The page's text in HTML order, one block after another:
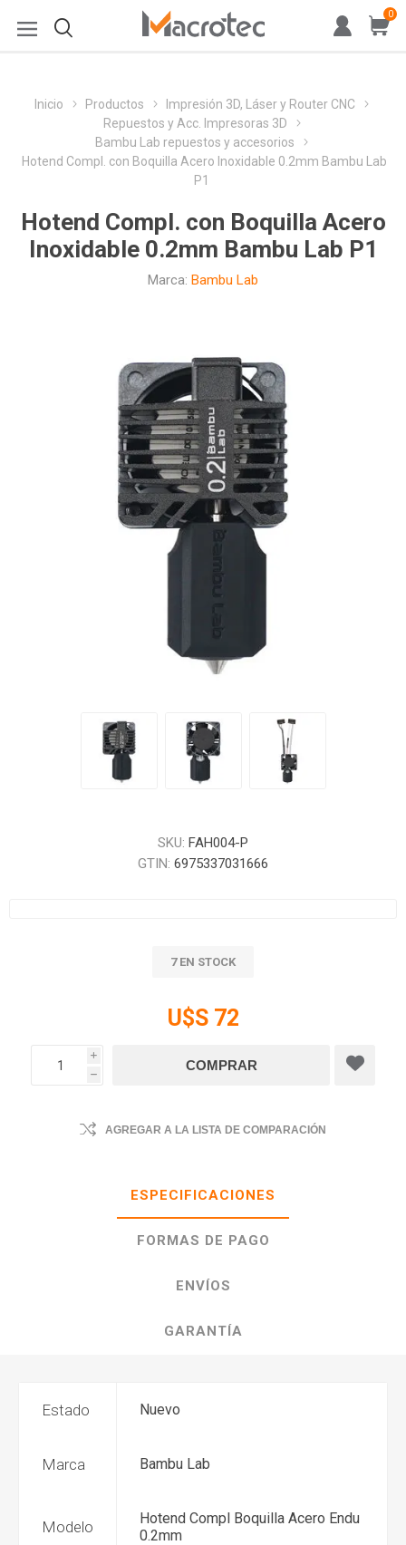
0
Inicio Productos
Impresión 3D, Láser y Router CNC
Repuestos y Acc. Impresoras 3D
Bambu Lab repuestos y accesorios
Hotend Compl. con Boquilla Acero Inoxidable 0.2mm Bambu Lab
P1
Hotend Compl. con Boquilla Acero
Inoxidable 0.2mm Bambu Lab P1
Marca: Bambu Lab
SKU: FAH004-P
GTIN: 6975337031666
7 EN STOCK
U$S 72
i
h
AGREGAR A LA LISTA DE COMPARACIÓN
ESPECIFICACIONES
FORMAS DE PAGO
ENVÍOS
GARANTÍA
Estado Nuevo
Marca Bambu Lab
Modelo
Hotend Compl Boquilla Acero Endu
0.2mm